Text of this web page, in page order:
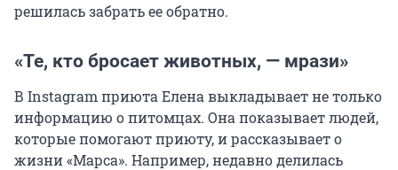
решилась забрать ее обратно.
«Те, кто бросает животных, — мрази»
В Instagram приюта Елена выкладывает не только
информацию о питомцах. Она показывает людей,
которые помогают приюту, и рассказывает о
жизни «Марса». Например, недавно делилась